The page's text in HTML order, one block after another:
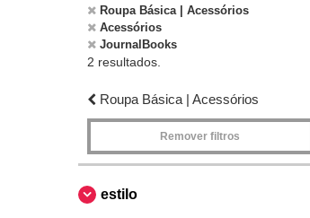
Roupa Básica | Acessórios
Acessórios
JournalBooks
2 resultados.
Roupa Básica | Acessórios
Remover filtros
estilo